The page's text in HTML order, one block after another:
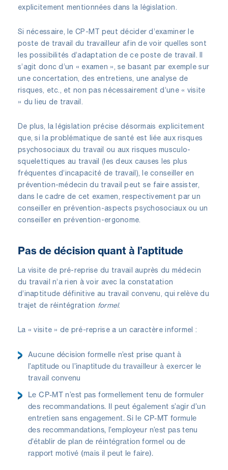
explicitement mentionnées dans la législation.
Si nécessaire, le CP-MT peut décider d’examiner le
poste de travail du travailleur afin de voir quelles sont
les possibilités d’adaptation de ce poste de travail. Il
s’agit donc d’un « examen », se basant par exemple sur
une concertation, des entretiens, une analyse de
risques, etc., et non pas nécessairement d’une « visite
» du lieu de travail.
De plus, la législation précise désormais explicitement
que, si la problématique de santé est liée aux risques
psychosociaux du travail ou aux risques musculo-
squelettiques au travail (les deux causes les plus
fréquentes d’incapacité de travail), le conseiller en
prévention-médecin du travail peut se faire assister,
dans le cadre de cet examen, respectivement par un
conseiller en prévention-aspects psychosociaux ou un
conseiller en prévention-ergonome.
Pas de décision quant à l’aptitude
La visite de pré-reprise du travail auprès du médecin
du travail n’a rien à voir avec la constatation
d’inaptitude définitive au travail convenu, qui relève du
trajet de réintégration formel.
La « visite » de pré-reprise a un caractère informel :
Aucune décision formelle n’est prise quant à
l’aptitude ou l’inaptitude du travailleur à exercer le
travail convenu
Le CP-MT n’est pas formellement tenu de formuler
des recommandations. Il peut également s’agir d’un
entretien sans engagement. Si le CP-MT formule
des recommandations, l’employeur n’est pas tenu
d’établir de plan de réintégration formel ou de
rapport motivé (mais il peut le faire).